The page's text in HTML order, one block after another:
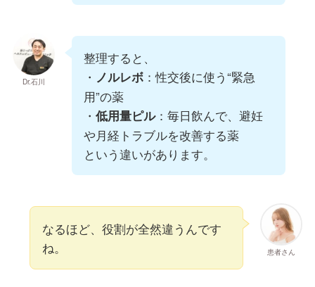
Dr.石川
整理すると、
・ ノルレボ：性交後に使う“緊急
用”の薬
・ 低用量ピル：毎日飲んで、避妊
や月経トラブルを改善する薬
という違いがあります。
患者さん
なるほど、役割が全然違うんです
ね。